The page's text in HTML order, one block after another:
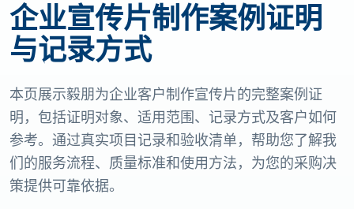
企业宣传片制作案例证明
与记录方式
本页展示毅朋为企业客户制作宣传片的完整案例证
明，包括证明对象、适用范围、记录方式及客户如何
参考。通过真实项目记录和验收清单，帮助您了解我
们的服务流程、质量标准和使用方法，为您的采购决
策提供可靠依据。